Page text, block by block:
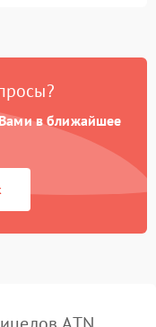
Подробнее →
в ближайшее